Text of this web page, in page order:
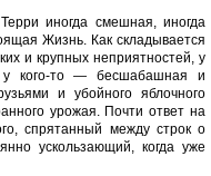
иногда смешная, иногда
Жизнь. Как складывается
и крупных неприятностей, у
у кого-то — бесшабашная и
и убойного яблочного
урожая. Почти ответ на
спрятанный между строк о
ускользающий, когда уже